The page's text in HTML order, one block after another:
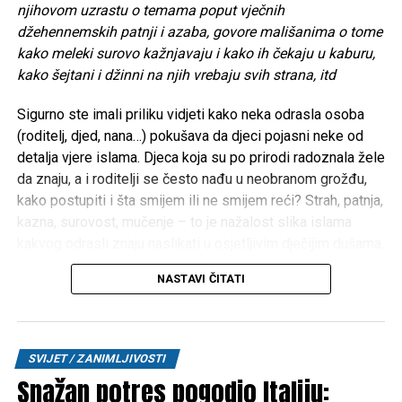
Mail
POVEZANE TEME: GAZA IZRAEL NOVINARI SAHRANA
UP NEXT
pretukao Arkanovog sina
DON'T MISS
Dačić: Svaki pritisak na Srbe u BiH je pritisak i na Srbiju
njihovom uzrastu o temama poput vječnih
džehennemskih patnji i azaba, govore mališanima o tome
kako meleki surovo kažnjavaju i kako ih čekaju u kaburu,
kako šejtani i džinni na njih vrebaju svih strana, itd
Sigurno ste imali priliku vidjeti kako neka odrasla osoba
(roditelj, djed, nana…) pokušava da djeci pojasni neke od
detalja vjere islama. Djeca koja su po prirodi radoznala žele
da znaju, a i roditelji se često nađu u neobranom grožđu,
kako postupiti i šta smijem ili ne smijem reći? Strah, patnja,
kazna, surovost, mučenje – to je nažalost slika islama
Iz iskustva poznajem roditelje koji su djecu na takav način
doslovno istraumirali. Možda zvuči čudno, ali pojedini
patnji i azaba, govore mališanima o tome kako meleki
surovo kažnjavaju i kako ih čekaju u kaburu, kako šejtani i
džinni na njih vrebaju svih strana, itd.
NASTAVI ČITATI
SVIJET / ZANIMLJIVOSTI
Snažan potres pogodio Italiju: